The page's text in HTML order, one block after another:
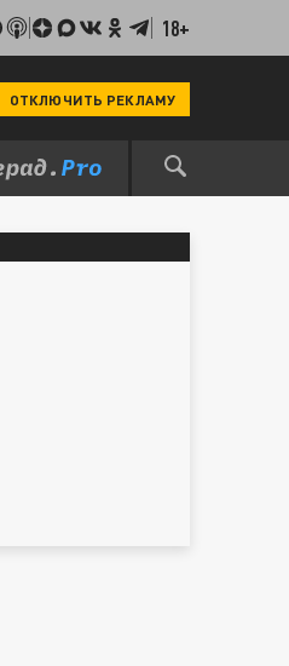
18+
ОТКЛЮЧИТЬ РЕКЛАМУ